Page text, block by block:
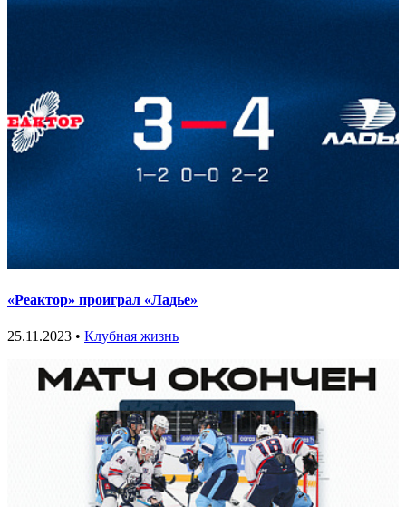
«Реактор» проиграл «Ладье»
25.11.2023 • Клубная жизнь